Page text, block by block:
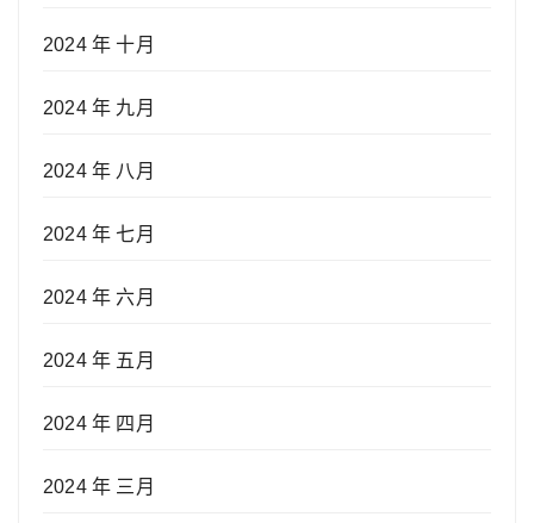
2024 年 十月
2024 年 九月
2024 年 八月
2024 年 七月
2024 年 六月
2024 年 五月
2024 年 四月
2024 年 三月